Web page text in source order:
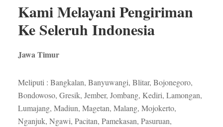
Kami Melayani Pengiriman
Ke Seleruh Indonesia
Jawa Timur
Meliputi : Bangkalan, Banyuwangi, Blitar, Bojonegoro,
Bondowoso, Gresik, Jember, Jombang, Kediri, Lamongan,
Lumajang, Madiun, Magetan, Malang, Mojokerto,
Nganjuk, Ngawi, Pacitan, Pamekasan, Pasuruan,